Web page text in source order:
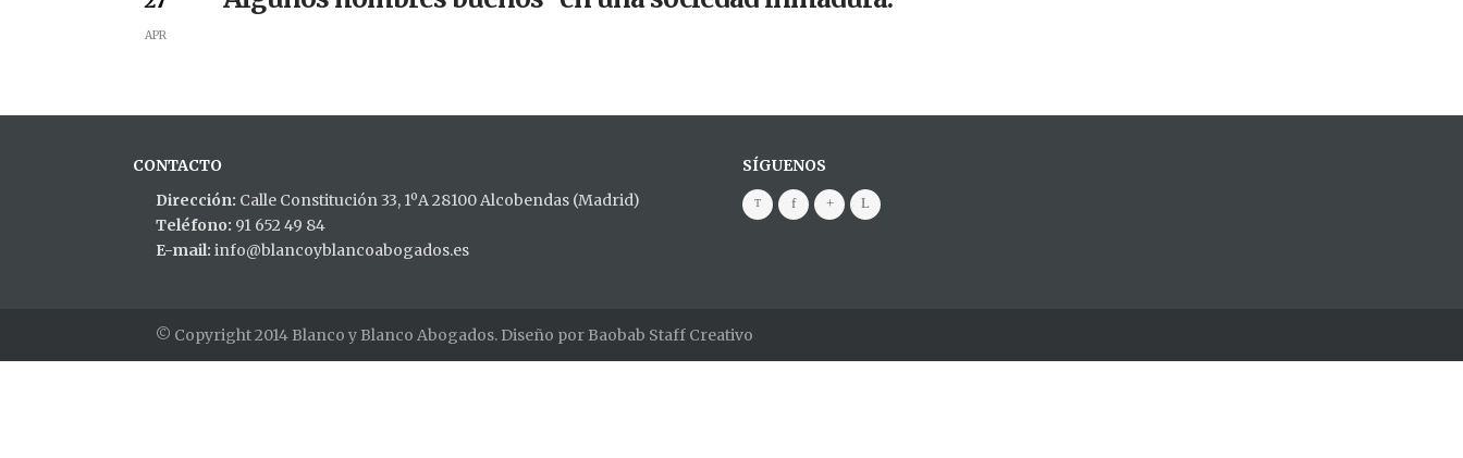
APR
CONTACTO
Dirección: Calle Constitución 33, 1ºA 28100 Alcobendas (Madrid)
Teléfono: 91 652 49 84
E-mail: info@blancoyblancoabogados.es
SÍGUENOS
© Copyright 2014 Blanco y Blanco Abogados. Diseño por Baobab Staff Creativo